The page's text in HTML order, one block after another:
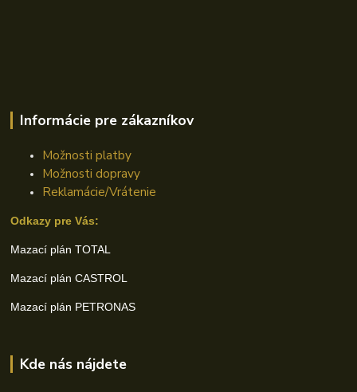
Informácie pre zákazníkov
Možnosti platby
Možnosti dopravy
Reklamácie/Vrátenie
Odkazy pre Vás:
Mazací plán TOTAL
Mazací plán CASTROL
Mazací plán PETRONAS
Kde nás nájdete